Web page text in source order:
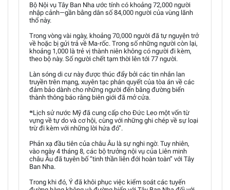
Bộ Nội vụ Tây Ban Nha ước tính có khoảng 72,000 người
nhập cảnh—gần bằng dân số 84,000 người của vùng lãnh
thổ này.
Trong vòng vài ngày, khoảng 70,000 người đã tự nguyện trở
về hoặc bị gửi trả về Ma-rốc. Trong số những người còn lại,
khoảng 1,000 là trẻ vị thành niên không có người đi kèm,
theo bộ này. Số người chết tạm thời lên tới 77 người.
Làn sóng di cư này được thúc đẩy bởi các tin nhắn lan
truyền trên mạng, xuyên tạc phán quyết của tòa án về các
đảm bảo dành cho những người đến bằng đường biển
thành thông báo rằng biên giới đã mở cửa.
❝Lịch sử nước Mỹ đã cung cấp cho Đức Leo một vốn từ
vựng về tự do và cơ hội, cùng với những ghi chép về sự loại
trừ đi kèm với những lời hứa đó”.
Phản xạ đầu tiên của châu Âu là sự nghi ngờ. Tuy nhiên,
vào ngày 4 tháng 8, các bộ trưởng nội vụ của Liên minh
châu Âu đã tuyên bố “tinh thần liên đới hoàn toàn” với Tây
Ban Nha.
Trong khi đó, Ý đã khôi phục việc kiểm soát các tuyến